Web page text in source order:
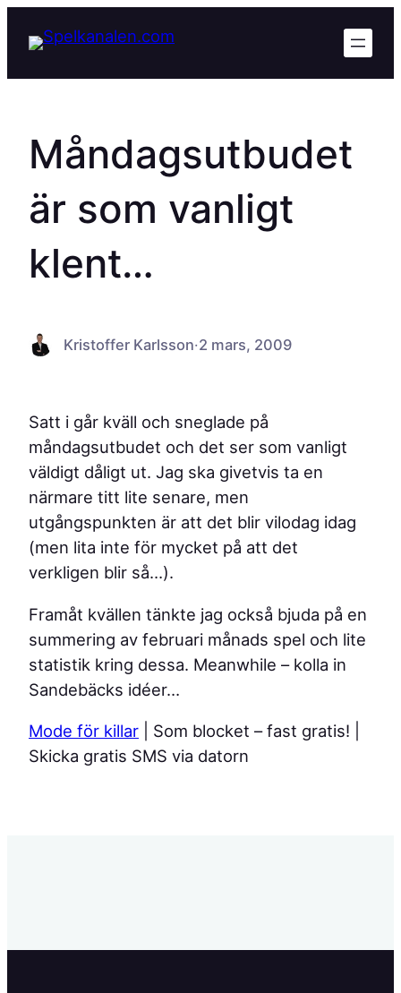
Måndagsutbudet
är som vanligt
klent…
Kristoffer Karlsson·2 mars, 2009
Satt i går kväll och sneglade på
måndagsutbudet och det ser som vanligt
väldigt dåligt ut. Jag ska givetvis ta en
närmare titt lite senare, men
utgångspunkten är att det blir vilodag idag
(men lita inte för mycket på att det
verkligen blir så…).
Framåt kvällen tänkte jag också bjuda på en
summering av februari månads spel och lite
statistik kring dessa. Meanwhile – kolla in
Sandebäcks idéer…
Mode för killar | Som blocket – fast gratis!
Skicka gratis SMS via datorn